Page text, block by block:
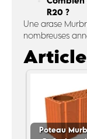
R20 ?
Une arase
nombreuses
Poteau